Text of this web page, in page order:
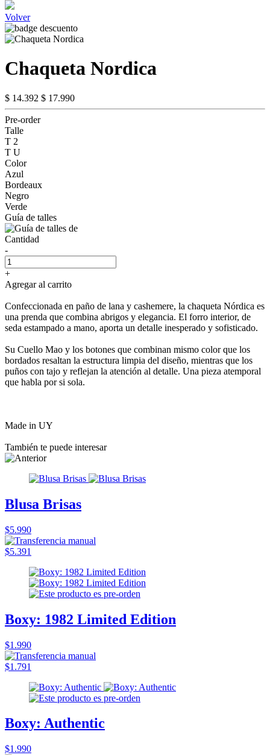
Volver
Chaqueta Nordica
$ 14.392 $ 17.990
Pre-order
Talle
T 2
T U
Color
Azul
Bordeaux
Negro
Verde
Guía de talles
Cantidad
-
+
Agregar al carrito
Confeccionada en paño de lana y cashemere, la chaqueta Nórdica es
una prenda que combina abrigos y elegancia. El forro interior, de
seda estampado a mano, aporta un detalle inesperado y sofisticado.
Su Cuello Mao y los botones que combinan mismo color que los
bordados resaltan la estructura limpia del diseño, mientras que los
puños con tajo y reflejan la atención al detalle. Una pieza atemporal
que habla por si sola.
Made in UY
También te puede interesar
Blusa Brisas
$5.990
$5.391
Boxy: 1982 Limited Edition
$1.990
$1.791
Boxy: Authentic
$1.990